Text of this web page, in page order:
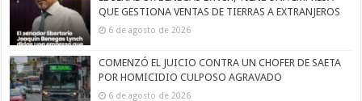
QUE GESTIONA VENTAS DE TIERRAS A EXTRANJEROS
6 de agosto de 2026
COMENZÓ EL JUICIO CONTRA UN CHOFER DE SAETA
POR HOMICIDIO CULPOSO AGRAVADO
6 de agosto de 2026